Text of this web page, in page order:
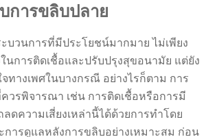
การขลิบปลาย
บวนการที่มีประโยชน์มากมาย ไม่เพียง
นการติดเชื้อและปรับปรุงสุขอนามัย แต่ยัง
ทางเพศในบางกรณี อย่างไรก็ตาม การ
วรพิจารณา เช่น การติดเชื้อหรือการมี
ดความเสี่ยงเหล่านี้ได้ด้วยการทำโดย
ารดูแลหลังการขลิบอย่างเหมาะสม ก่อน